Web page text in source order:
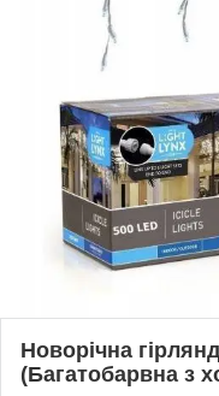
Новорічна
(Багатобарвна з